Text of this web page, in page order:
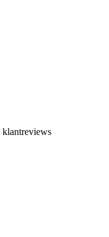
klantreviews